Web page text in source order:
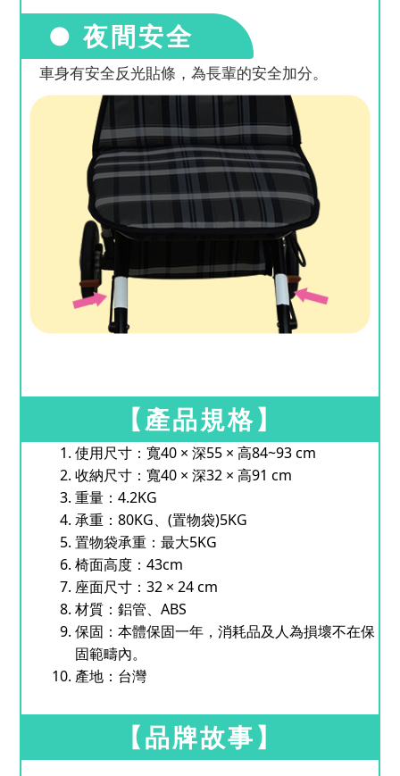
● 夜間安全
車身有安全反光貼條，為長輩的安全加分。
【產品規格】
使用尺寸：寬40 × 深55 × 高84~93 cm
收納尺寸：寬40 × 深32 × 高91 cm
重量：4.2KG
承重：80KG、(置物袋)5KG
置物袋承重：最大5KG
椅面高度：43cm
座面尺寸：32 × 24 cm
材質：鋁管、ABS
保固：本體保固一年，消耗品及人為損壞不在保
固範疇內。
產地：台灣
【品牌故事】